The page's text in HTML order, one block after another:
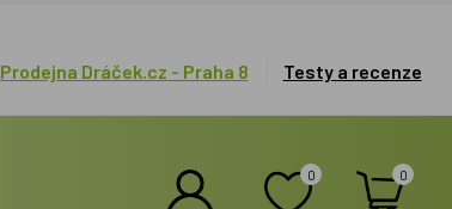
Prodejna Dráček.cz - Praha 8 Testy a recenze
0 0